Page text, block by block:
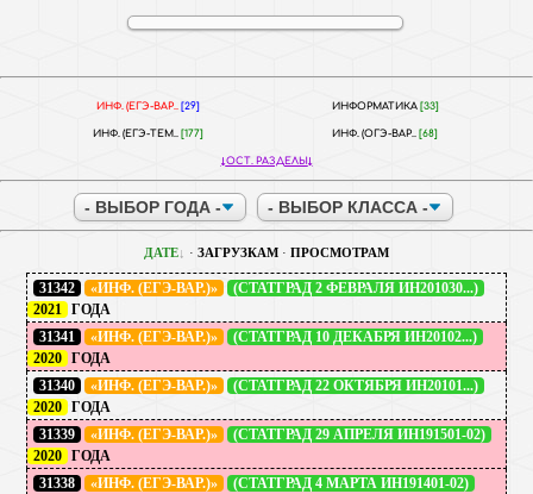
ИНФ. (ЕГЭ-ВАР.. [29] ИНФОРМАТИКА [33]
ИНФ. (ЕГЭ-ТЕМ.. [177] ИНФ. (ОГЭ-ВАР.. [68]
ОСТ. РАЗДЕЛЫ
ДАТЕ · ЗАГРУЗКАМ · ПРОСМОТРАМ
31342 «ИНФ. (ЕГЭ-ВАР.)»
(СТАТГРАД 2 ФЕВРАЛЯ ИН201030...)
2021 ГОДА
31341
«ИНФ. (ЕГЭ-ВАР.)»
(СТАТГРАД 10 ДЕКАБРЯ ИН20102...)
2020 ГОДА
31340
«ИНФ. (ЕГЭ-ВАР.)»
(СТАТГРАД 22 ОКТЯБРЯ ИН20101...)
2020 ГОДА
31339
«ИНФ. (ЕГЭ-ВАР.)»
(СТАТГРАД 29 АПРЕЛЯ ИН191501-02)
2020 ГОДА
31338
«ИНФ. (ЕГЭ-ВАР.)»
(СТАТГРАД 4 МАРТА ИН191401-02)